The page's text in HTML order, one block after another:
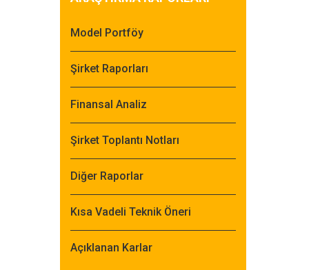
Model Portföy
Şirket Raporları
Finansal Analiz
Şirket Toplantı Notları
Diğer Raporlar
Kısa Vadeli Teknik Öneri
Açıklanan Karlar